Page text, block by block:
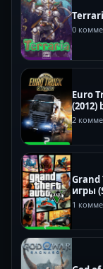
0
Euro
(2012)
2
Grand
игры
1